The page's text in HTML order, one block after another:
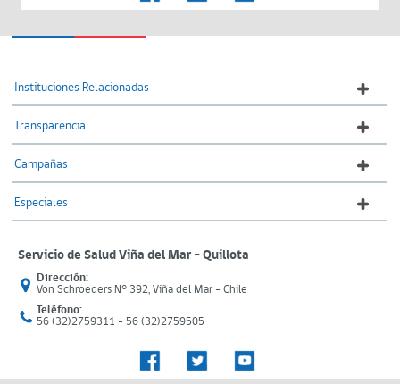
Instituciones Relacionadas
Transparencia
Campañas
Especiales
Servicio de Salud Viña del Mar – Quillota
Dirección:
Von Schroeders N° 392, Viña del Mar - Chile
Teléfono:
56 (32)2759311 - 56 (32)2759505